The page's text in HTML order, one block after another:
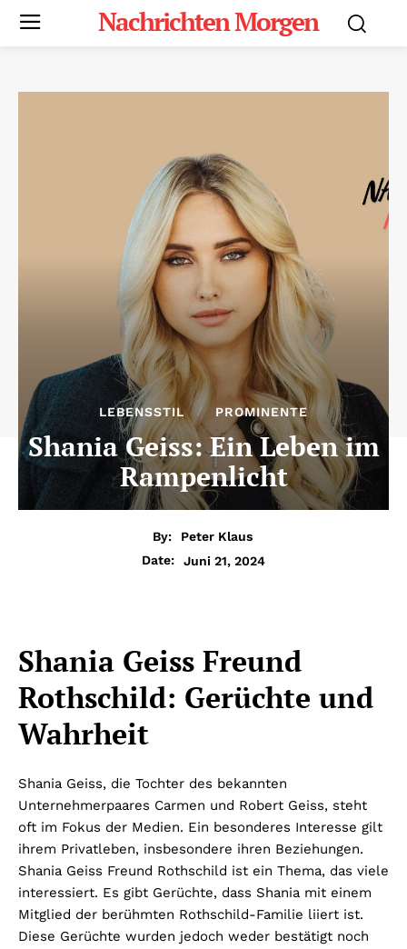
Nachrichten Morgen
LEBENSSTIL PROMINENTE
Shania Geiss: Ein Leben im
Rampenlicht
By:
Peter Klaus
Date:
Juni 21, 2024
Shania Geiss Freund
Rothschild: Gerüchte und
Wahrheit
Shania Geiss, die Tochter des bekannten
Unternehmerpaares Carmen und Robert Geiss, steht
oft im Fokus der Medien. Ein besonderes Interesse gilt
ihrem Privatleben, insbesondere ihren Beziehungen.
Shania Geiss Freund Rothschild ist ein Thema, das viele
interessiert. Es gibt Gerüchte, dass Shania mit einem
Mitglied der berühmten Rothschild-Familie liiert ist.
Diese Gerüchte wurden jedoch weder bestätigt noch